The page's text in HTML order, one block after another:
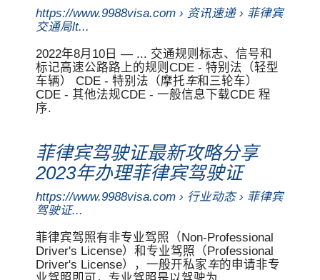
https://www.9988visa.com › 资讯速递 › 菲律宾
交通局lt...
2022年8月10日 — ... 交通规则标志、信号和
标记高速公路路上的规则CDE - 特别法（轻型
车辆） CDE - 特别法（摩托车和三轮车）
CDE - 其他法规CDE - 一般信息下载CDE 程
序.
菲律宾驾驶证最新攻略分享
2023年办理菲律宾驾驶证
https://www.9988visa.com › 行业动态 › 菲律宾
驾驶证...
菲律宾驾照有非专业驾照（Non-Professional
Driver's License）和专业驾照（Professional
Driver's License），一般开私家车的申请非专